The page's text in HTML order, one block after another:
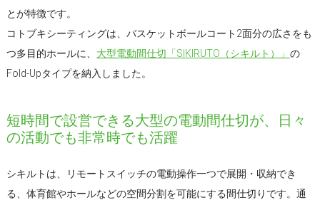
とが特徴です。
コトブキシーティングは、バスケットボールコート2面分の広さをも
つ多目的ホールに、 大型電動間仕切「SIKIRUTO（シキルト）」 の
Fold-Upタイプを納入しました。
短時間で設営できる大型の電動間仕切が、日々
の活動でも非常時でも活躍
シキルトは、リモートスイッチの電動操作一つで展開・収納でき
る、体育館やホールなどの空間分割を可能にする間仕切りです。通